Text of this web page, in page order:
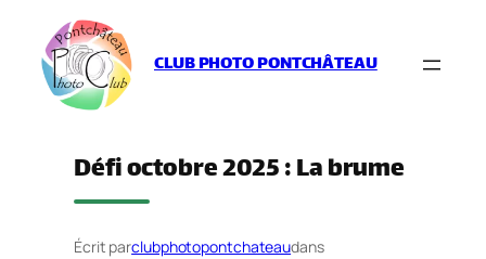
contenu
CLUB PHOTO PONTCHÂTEAU
Défi octobre 2025 : La brume
Écrit parclubphotopontchateaudans